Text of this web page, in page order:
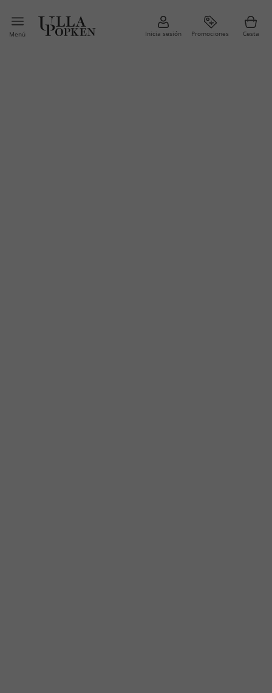
Menú Inicia sesión Promociones Cesta